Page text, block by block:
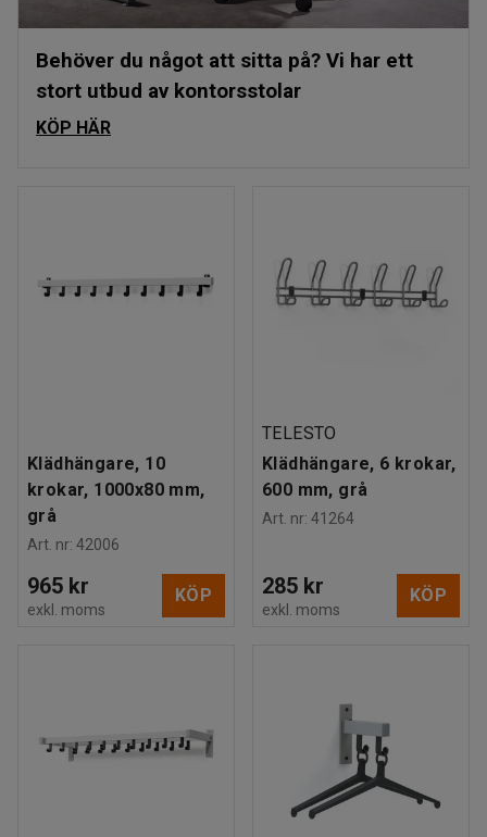
Behöver du något att sitta på? Vi har ett
stort utbud av kontorsstolar
KÖP HÄR
Klädhängare, 10
krokar, 1000x80 mm,
grå
Art. nr: 42006
965 kr
exkl. moms
KÖP
TELESTO
Klädhängare, 6 krokar,
600 mm, grå
Art. nr: 41264
285 kr
exkl. moms
KÖP